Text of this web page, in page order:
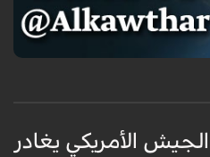
الجيش الأمريكي يغادر